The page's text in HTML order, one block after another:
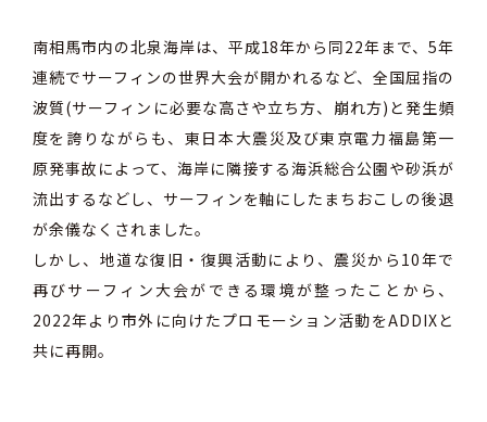
南相馬市内の北泉海岸は、平成18年から同22年まで、5年
連続でサーフィンの世界大会が開かれるなど、全国屈指の
波質(サーフィンに必要な高さや立ち方、崩れ方)と発生頻
度を誇りながらも、東日本大震災及び東京電力福島第一
原発事故によって、海岸に隣接する海浜総合公園や砂浜が
流出するなどし、サーフィンを軸にしたまちおこしの後退
が余儀なくされました。
しかし、地道な復旧・復興活動により、震災から10年で
再びサーフィン大会ができる環境が整ったことから、
2022年より市外に向けたプロモーション活動をADDIXと
共に再開。